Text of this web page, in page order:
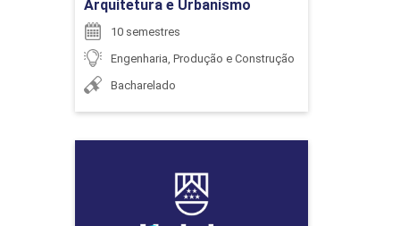
126
MARCO ANTONIO DE OLIVEIRA
Arquitetura e Urbanismo
10 semestres
Engenharia, Produção e Construção
Bacharelado
Detalhes do curso